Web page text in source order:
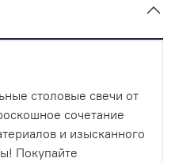
столовые свечи от
сочетание
и изысканного
Покупайте